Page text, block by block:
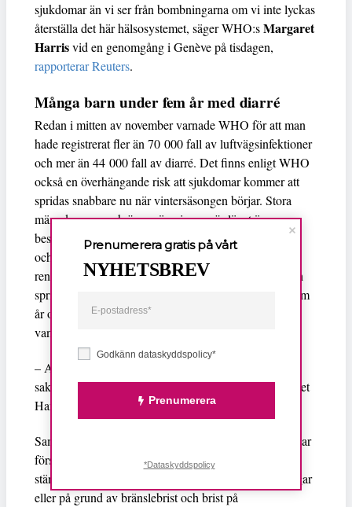
sjukdomar än vi ser från bombningarna om vi inte lyckas
återställa det här hälsosystemet, säger WHO:sMargaret
Harrisvid en genomgång i Genève på tisdagen,
rapporterar Reuters.
Många barn under fem år med diarré
Redan i mitten av november varnade WHO för att man
hade registrerat fler än 70 000 fall av luftvägsinfektioner
och mer än 44 000 fall av diarré. Det finns enligt WHO
också en överhängande risk att sjukdomar kommer att
spridas snabbare nu när vintersäsongen börjar. Stora
mängder regn och översvämningar gör läget än mer
besvärligt för de många familjer som tvingas bo i tält,
och riskerar också att orsaka problem för Gazas
reningsverk – avloppsvatten kan orsaka stor skada och
sprida fler sjukdomar. Antalet fall av diarré för barn fem
år och uppåt är hundra gånger högre än vad som är
vanligt för november månad.
– Alla överallt har stora hälsobehov nu, de svälter, de
saknar rent vatten och de är trångbodda, säger Margaret
Harris.
Samtidigt är hälso- och sjukvårdssystemet till stora delar
försatt ur spel – 26 av Gazas 36 sjukhus har tvingats
stänga helt och hållet, antingen på grund av bombningar
eller på grund av bränslebrist och brist på
Godkänn dataskyddspolicy*
Prenumerera
Prenumerera gratis på vårt
NYHETSBREV
*Dataskyddspolicy